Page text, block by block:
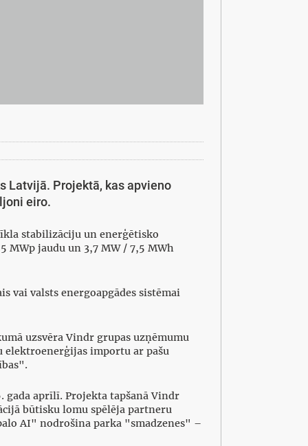
Latvijā. Projektā, kas apvieno
eiro.
stabilizāciju un enerģētisko
MWp jaudu un 3,7 MW / 7,5 MWh
vai valsts energoapgādes sistēmai
uzsvēra Vindr grupas uzņēmumu
elektroenerģijas importu ar pašu
gada aprīlī. Projekta tapšanā Vindr
būtisku lomu spēlēja partneru
AI" nodrošina parka "smadzenes" –